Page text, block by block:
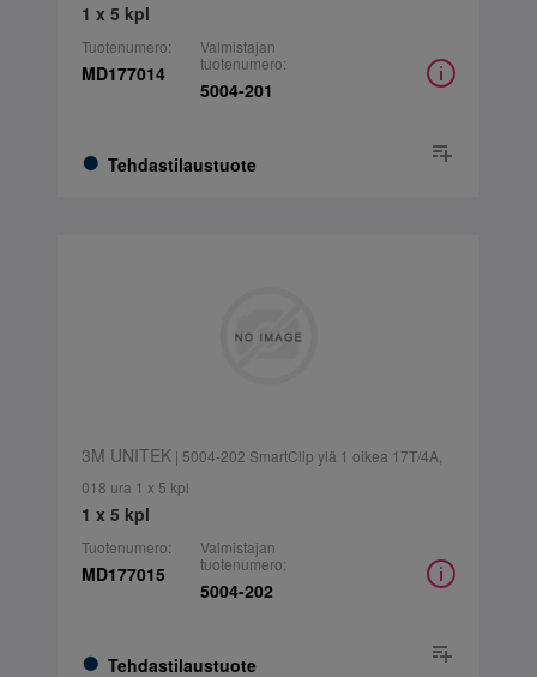
1 x 5 kpl
Tuotenumero:
MD177014
Tehdastilaustuote
Valmistajan
tuotenumero:
5004-201
3M UNITEK| 5004-202 SmartClip ylä 1 oikea 17T/4A,
018 ura 1 x 5 kpl
1 x 5 kpl
Tuotenumero:
MD177015
Tehdastilaustuote
Valmistajan
tuotenumero:
5004-202